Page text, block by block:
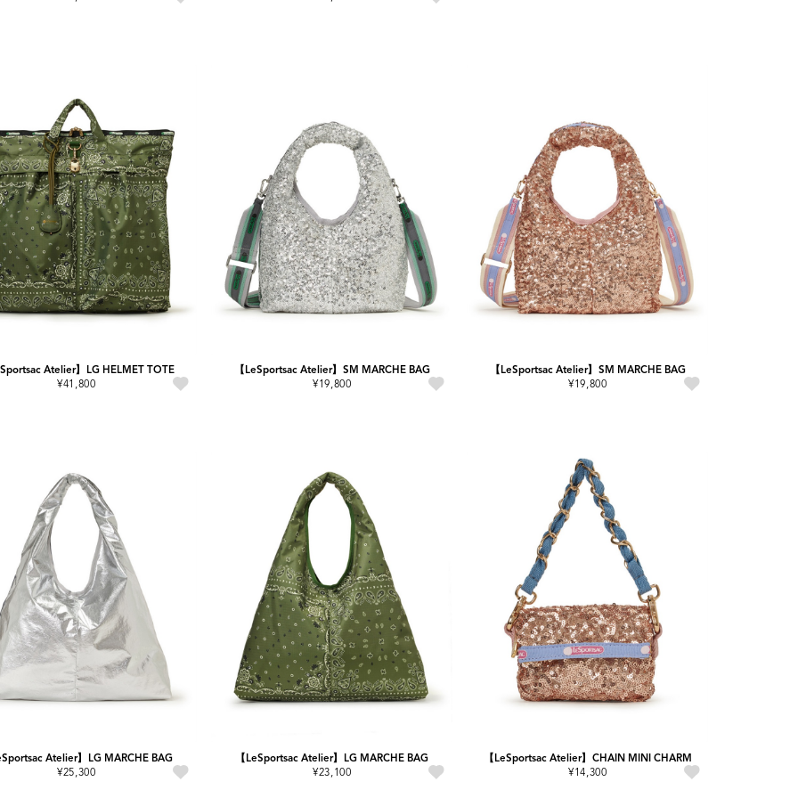
Atelier】LG HELMET TOTE
¥41,800
【LeSportsac Atelier】SM MARCHE BAG
¥19,800
【LeSportsac Atelier】SM MARCHE BAG
¥19,800
Atelier】LG MARCHE BAG
¥25,300
【LeSportsac Atelier】LG MARCHE BAG
¥23,100
【LeSportsac Atelier】CHAIN MINI CHARM
¥14,300